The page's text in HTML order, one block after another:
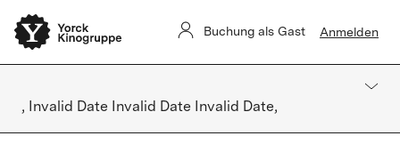
Buchung als Gast Anmelden
, Invalid Date Invalid Date Invalid Date,